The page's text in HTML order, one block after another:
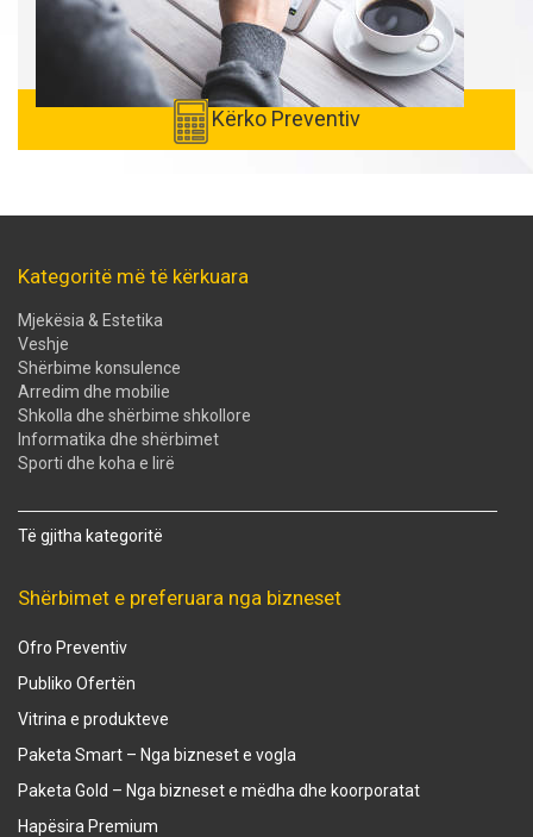
Kërko Preventiv
Kategoritë më të kërkuara
Mjekësia & Estetika
Veshje
Shërbime konsulence
Arredim dhe mobilie
Shkolla dhe shërbime shkollore
Informatika dhe shërbimet
Sporti dhe koha e lirë
Të gjitha kategoritë
Shërbimet e preferuara nga bizneset
Ofro Preventiv
Publiko Ofertën
Vitrina e produkteve
Paketa Smart – Nga bizneset e vogla
Paketa Gold – Nga bizneset e mëdha dhe koorporatat
Hapësira Premium